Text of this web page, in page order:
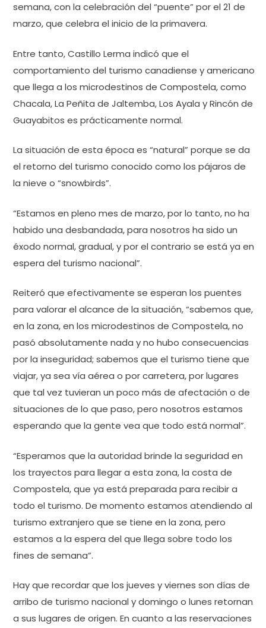
semana, con la celebración del “puente” por el 21 de
marzo, que celebra el inicio de la primavera.
Entre tanto, Castillo Lerma indicó que el
comportamiento del turismo canadiense y americano
que llega a los microdestinos de Compostela, como
Chacala, La Peñita de Jaltemba, Los Ayala y Rincón de
Guayabitos es prácticamente normal.
La situación de esta época es “natural” porque se da
el retorno del turismo conocido como los pájaros de
la nieve o “snowbirds”.
“Estamos en pleno mes de marzo, por lo tanto, no ha
habido una desbandada, para nosotros ha sido un
éxodo normal, gradual, y por el contrario se está ya en
espera del turismo nacional”.
Reiteró que efectivamente se esperan los puentes
para valorar el alcance de la situación, “sabemos que,
en la zona, en los microdestinos de Compostela, no
pasó absolutamente nada y no hubo consecuencias
por la inseguridad; sabemos que el turismo tiene que
viajar, ya sea vía aérea o por carretera, por lugares
que tal vez tuvieran un poco más de afectación o de
situaciones de lo que paso, pero nosotros estamos
esperando que la gente vea que todo está normal”.
“Esperamos que la autoridad brinde la seguridad en
los trayectos para llegar a esta zona, la costa de
Compostela, que ya está preparada para recibir a
todo el turismo. De momento estamos atendiendo al
turismo extranjero que se tiene en la zona, pero
estamos a la espera del que llega sobre todo los
fines de semana”.
Hay que recordar que los jueves y viernes son días de
arribo de turismo nacional y domingo o lunes retornan
a sus lugares de origen. En cuanto a las reservaciones